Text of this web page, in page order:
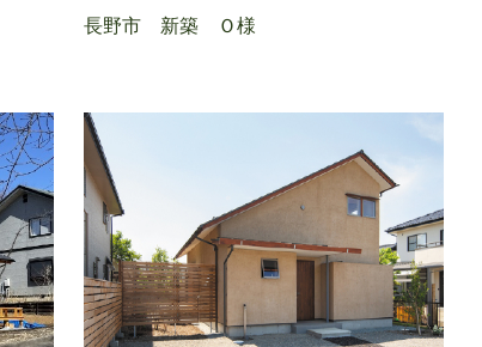
長野市 新築 Ｏ様